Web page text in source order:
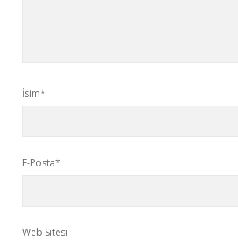
İsim*
E-Posta*
Web Sitesi